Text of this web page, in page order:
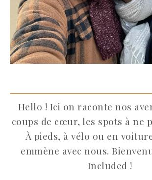
Hello ! Ici on raconte nos
coups de cœur, les spots à ne
À pieds, à vélo ou en
emmène avec nous.
Included !